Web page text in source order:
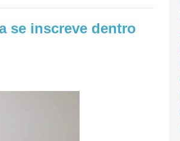
se inscreve dentro